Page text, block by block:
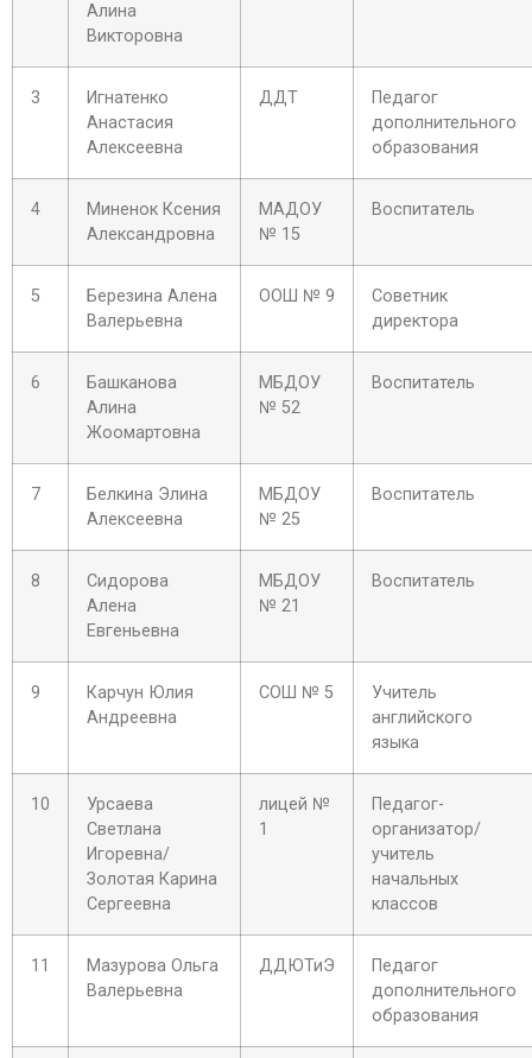
Алина
Викторовна
3
Игнатенко
Анастасия
Алексеевна
ДДТ
Педагог
дополнительного
образования
4
Миненок Ксения
Александровна
МАДОУ
№ 15
Воспитатель
5
Березина Алена
Валерьевна
ООШ № 9
Советник
директора
6
Башканова
Алина
Жоомартовна
МБДОУ
№ 52
Воспитатель
7
Белкина Элина
Алексеевна
МБДОУ
№ 25
Воспитатель
8
Сидорова
Алена
Евгеньевна
МБДОУ
№ 21
Воспитатель
9
Карчун Юлия
Андреевна
СОШ № 5
Учитель
английского
языка
10
Урсаева
Светлана
Игоревна/
Золотая Карина
Сергеевна
лицей №
1
Педагог-
организатор/
учитель
начальных
классов
11
Мазурова Ольга
Валерьевна
ДДЮТиЭ
Педагог
дополнительного
образования